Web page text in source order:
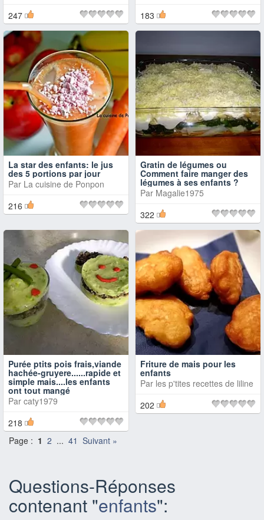
247 183
La star des enfants: le jus
des 5 portions par jour
Par La cuisine de Ponpon
216
Gratin de légumes ou
Comment faire manger des
légumes à ses enfants ?
Par Magalie1975
322
Purée ptits pois frais,viande
hachée-gruyere......rapide et
simple mais....les enfants
ont tout mangé
Par caty1979
218
Friture de mais pour les
enfants
Par les p'tites recettes de liline
202
Page : 1 2 ... 41 Suivant »
Questions-Réponses
contenant "enfants":